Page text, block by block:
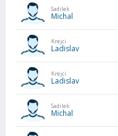
Sadilek
Michal
Krejci
Ladislav
Krejci
Ladislav
Sadilek
Michal